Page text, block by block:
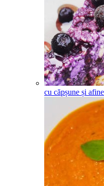
cu căpșune și afine